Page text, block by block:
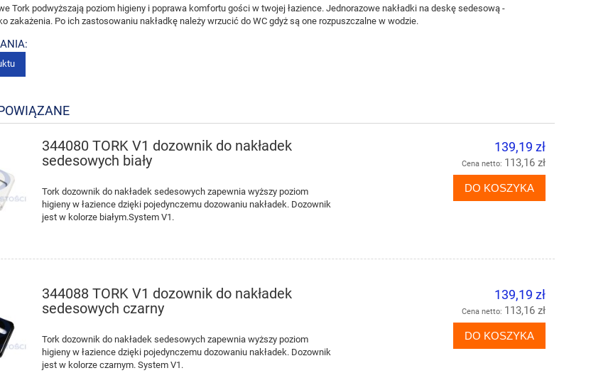
Tork podwyższają poziom higieny i poprawa komfortu gości w twojej łazience. Jednorazowe nakładki na deskę sedesową -
zakażenia. Po ich zastosowaniu nakładkę należy wrzucić do WC gdyż są one rozpuszczalne w wodzie.
344080 TORK V1 dozownik do nakładek
sedesowych biały
Tork dozownik do nakładek sedesowych zapewnia wyższy poziom
higieny w łazience dzięki pojedynczemu dozowaniu nakładek. Dozownik
jest w kolorze białym.System V1.
139,19 zł
Cena netto: 113,16 zł
DO KOSZYKA
344088 TORK V1 dozownik do nakładek
sedesowych czarny
Tork dozownik do nakładek sedesowych zapewnia wyższy poziom
higieny w łazience dzięki pojedynczemu dozowaniu nakładek. Dozownik
jest w kolorze czarnym. System V1.
139,19 zł
Cena netto: 113,16 zł
DO KOSZYKA